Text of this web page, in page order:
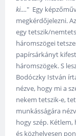
ki...." Egy
megkérdőjelezni.
egy tetszik/
háromszögei
papírsárkányt
háromszögek. S
Bodóczky István
nézve, hogy mi a
nekem tetszik-e,
munkásságára
hogy szép.
és közhelyesen